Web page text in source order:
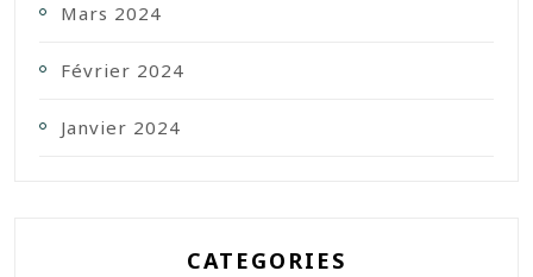
Mars 2024
Février 2024
Janvier 2024
CATEGORIES